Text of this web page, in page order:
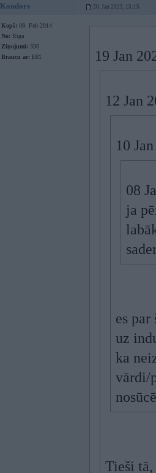
Kondors 20. Jan 2023, 15:15
Kopš: 09. Feb 2014
No: Rīga
Ziņojumi: 330
Braucu ar: E61 19 Jan
12 Jan
10
08
ja
es
uz
ka
vārdi/
Tieši